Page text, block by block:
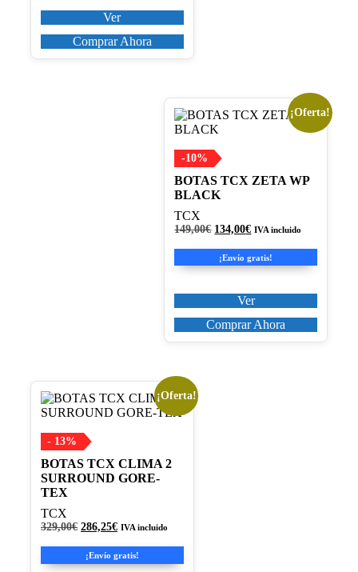
Ver
Comprar Ahora
¡Oferta!
-10%
BOTAS TCX ZETA WP
BLACK
TCX
149,00€ El
original
era:
134,00€El
actual
es:
IVA incluido
¡Envío gratis!
Ver
Este
producto
múltiples
variantes.
Las
opciones
se
pueden
producto
Comprar Ahora
¡Oferta!
- 13%
BOTAS TCX CLIMA 2
SURROUND GORE-
TEX
TCX
329,00€ El
original
era:
286,25€El
actual
es:
IVA incluido
¡Envío gratis!
Este
producto
múltiples
variantes.
Las
opciones
se
pueden
elegir